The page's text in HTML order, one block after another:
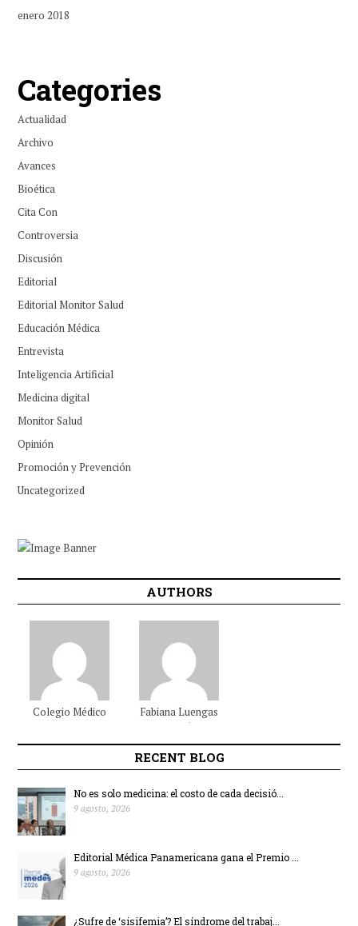
enero 2018
Categories
Actualidad
Archivo
Avances
Bioética
Cita Con
Controversia
Discusión
Editorial
Editorial Monitor Salud
Educación Médica
Entrevista
Inteligencia Artificial
Medicina digital
Monitor Salud
Opinión
Promoción y Prevención
Uncategorized
AUTHORS
Colegio Médico
FabianaLuengas
Beltrán
RECENT BLOG
No es solo medicina: el costo de cada decisió...
9 agosto, 2026
Editorial Médica Panamericana gana el Premio ...
9 agosto, 2026
¿Sufre de ‘sisifemia’? El síndrome del trabaj...